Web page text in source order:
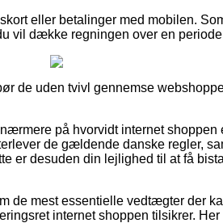
eller betalinger med mobilen.
vil dække regningen over en
de uden tvivl gennemse
på hvorvidt internet shoppen
de gældende danske regler,
er desuden din lejlighed til at få
de mest essentielle vedtægter der
internet shoppen tilsikrer.